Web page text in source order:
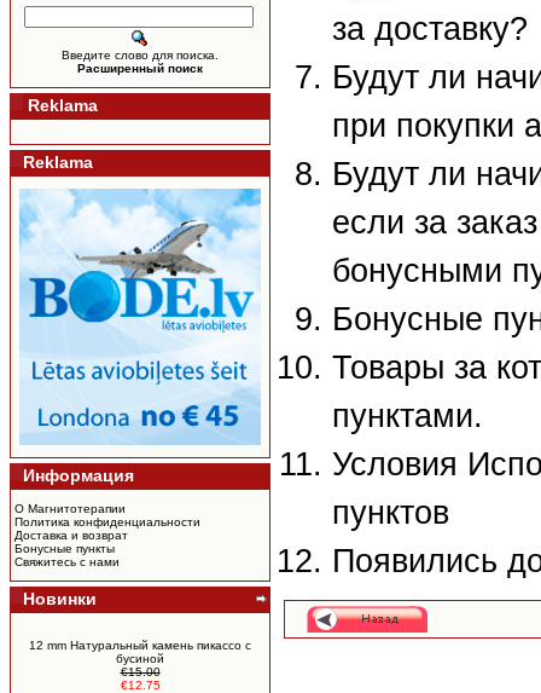
Введите слово для поиска.
Расширенный поиск
Reklama
Reklama
Информация
О Магнитотерапии
Политика конфиденциальности
Доставка и возврат
Бонусные пункты
Свяжитесь с нами
Новинки
12 mm Натуральный камень пикассо c
бусиной
€15.00
€12.75
за доставку?
Будут ли
при покупки
Будут ли
если за
бонусными
Бонусные
Товары за
пунктами.
Условия
пунктов
Появились